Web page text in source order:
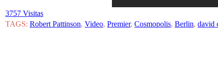
3757 Visitas
TAGS: Robert Pattinson, Video, Premier, Cosmopolis, Berlin, david